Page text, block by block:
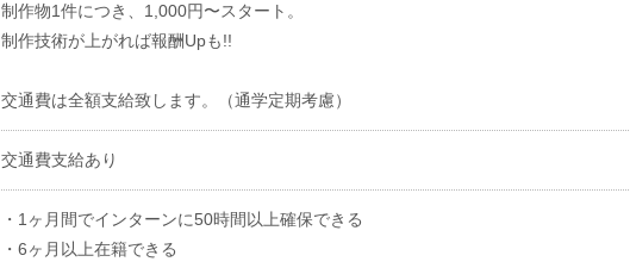
制作物1件につき、1,000円〜スタート。
制作技術が上がれば報酬Upも!!
交通費は全額支給致します。（通学定期考慮）
交通費支給あり
・1ヶ月間でインターンに50時間以上確保できる
・6ヶ月以上在籍できる